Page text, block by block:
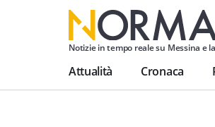
Notizie in tempo reale su Messina e
Attualità Cronaca